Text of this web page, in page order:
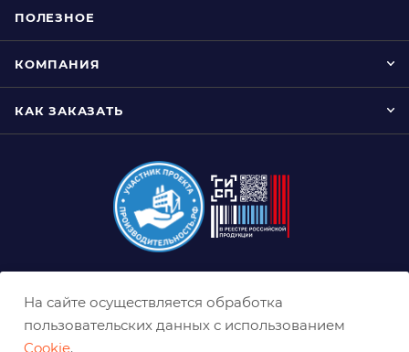
ПОЛЕЗНОЕ
КОМПАНИЯ
КАК ЗАКАЗАТЬ
ekb@belabraziv.ru
На сайте осуществляется обработка
пользовательских данных с использованием
Cookie.